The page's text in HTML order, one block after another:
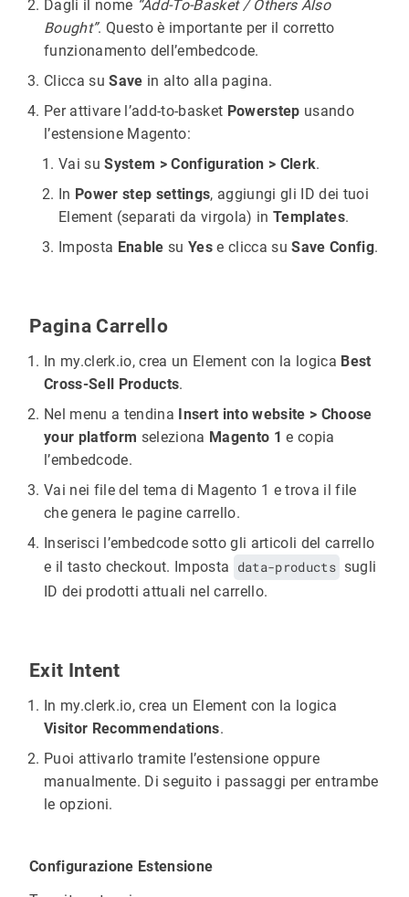
Dagli il nome “Add-To-Basket / Others Also
Bought”. Questo è importante per il corretto
funzionamento dell’embedcode.
Clicca suSave in alto alla pagina.
Per attivare l’add-to-basket Powerstep usando
l’estensione Magento:
Vai suSystem > Configuration > Clerk.
In Power step settings, aggiungi gli ID dei tuoi
Element (separati da virgola) in Templates.
Imposta Enable su Yese clicca suSave Config.
Pagina Carrello
In my.clerk.io, crea un Element con la logica Best
Cross-Sell Products.
Nel menu a tendina Insert into website > Choose
your platform seleziona Magento 1 e copia
l’embedcode.
Vai nei file del tema di Magento 1 e trova il file
che genera le pagine carrello.
Inserisci l’embedcode sotto gli articoli del carrello
e il tasto checkout. Imposta data-products sugli
ID dei prodotti attuali nel carrello.
Exit Intent
In my.clerk.io, crea un Element con la logica
Visitor Recommendations.
Puoi attivarlo tramite l’estensione oppure
manualmente. Di seguito i passaggi per entrambe
le opzioni.
Configurazione Estensione